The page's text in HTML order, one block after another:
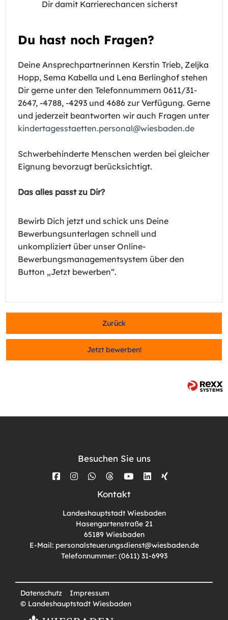
Dir damit Karrierechancen sicherst
Du hast noch Fragen?
Deine Ansprechpartnerinnen Kerstin Trieb, Zeljka
Hopp, Sema Kabella und Lena Berlinghof stehen
Dir gerne unter den Telefonnummern 0611/31-
2647, -4788, -4293 und 4686 zur Verfügung. Gerne
und jederzeit beantworten wir auch Fragen unter
kindertagesstaetten.personal@wiesbaden.de
Schwerbehinderte Menschen werden bei gleicher
Eignung bevorzugt berücksichtigt.
Das alles passt zu Dir?
Bewirb Dich jetzt und schick uns Deine
Bewerbungsunterlagen schnell und
unkompliziert über unser Online-
Bewerbungsmanagementsystem über den
Button „Jetzt bewerben“.
Zurück
Jetzt bewerben!
Besuchen Sie uns
Kontakt
Landeshauptstadt Wiesbaden
Hasengartenstraße 21
65189 Wiesbaden
E-Mail: personalsteuerungsdienst@wiesbaden.de
Telefonnummer: (0611) 31-6993
Datenschutz
Impressum
© Landeshauptstadt Wiesbaden